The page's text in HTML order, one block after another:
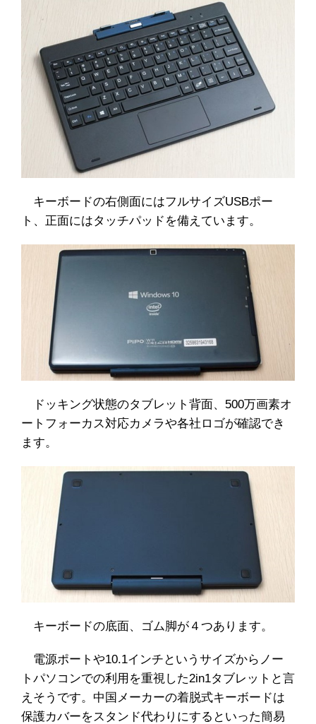
キーボードの右側面にはフルサイズUSBポー
ト、正面にはタッチパッドを備えています。
ドッキング状態のタブレット背面、500万画素オ
ートフォーカス対応カメラや各社ロゴが確認でき
ます。
キーボードの底面、ゴム脚が４つあります。
電源ポートや10.1インチというサイズからノー
トパソコンでの利用を重視した2in1タブレットと言
えそうです。中国メーカーの着脱式キーボードは
保護カバーをスタンド代わりにするといった簡易